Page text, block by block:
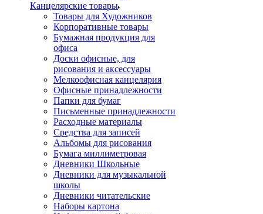
Канцелярские товары
Товары для Художников
Корпоративные товары
Бумажная продукция для
офиса
Доски офисные, для
рисования и аксессуары
Мелкоофисная канцелярия
Офисные принадлежности
Папки для бумаг
Письменные принадлежности
Расходные материалы
Средства для записей
Альбомы для рисования
Бумага миллиметровая
Дневники Школьные
Дневники для музыкальной
школы
Дневники читательские
Наборы картона